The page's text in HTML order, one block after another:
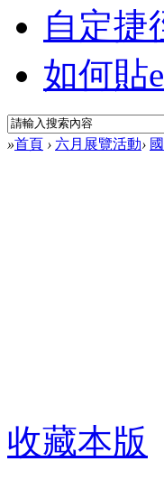
自定捷
如何貼
»首頁 › 六月展覽活動›
收藏本版